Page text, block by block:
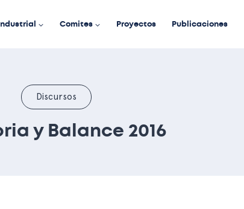
Comites Proyectos Publicaciones
Discursos
y Balance 2016